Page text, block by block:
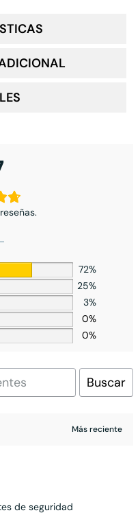
72%
25%
3%
0%
0%
Buscar
de seguridad